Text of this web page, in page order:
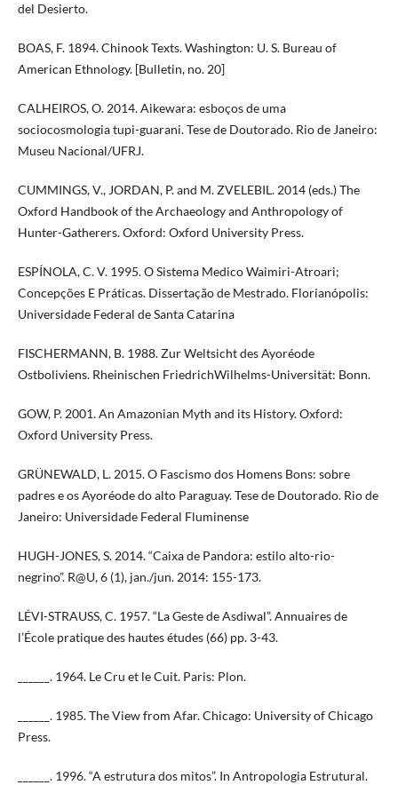
del Desierto.
BOAS, F. 1894. Chinook Texts. Washington: U. S. Bureau of
American Ethnology. [Bulletin, no. 20]
CALHEIROS, O. 2014. Aikewara: esboços de uma
sociocosmologia tupi-guarani. Tese de Doutorado. Rio de Janeiro:
Museu Nacional/UFRJ.
CUMMINGS, V., JORDAN, P. and M. ZVELEBIL. 2014 (eds.) The
Oxford Handbook of the Archaeology and Anthropology of
Hunter-Gatherers. Oxford: Oxford University Press.
ESPÍNOLA, C. V. 1995. O Sistema Medico Waimiri-Atroari;
Concepções E Práticas. Dissertação de Mestrado. Florianópolis:
Universidade Federal de Santa Catarina
FISCHERMANN, B. 1988. Zur Weltsicht des Ayoréode
Ostboliviens. Rheinischen FriedrichWilhelms-Universität: Bonn.
GOW, P. 2001. An Amazonian Myth and its History. Oxford:
Oxford University Press.
GRÜNEWALD, L. 2015. O Fascismo dos Homens Bons: sobre
padres e os Ayoréode do alto Paraguay. Tese de Doutorado. Rio de
Janeiro: Universidade Federal Fluminense
HUGH-JONES, S. 2014. “Caixa de Pandora: estilo alto-rio-
negrino”. R@U, 6 (1), jan./jun. 2014: 155-173.
LÉVI-STRAUSS, C. 1957. “La Geste de Asdiwal”. Annuaires de
l’École pratique des hautes études (66) pp. 3-43.
______. 1964. Le Cru et le Cuit. Paris: Plon.
______. 1985. The View from Afar. Chicago: University of Chicago
Press.
______. 1996. “A estrutura dos mitos”. In Antropologia Estrutural.